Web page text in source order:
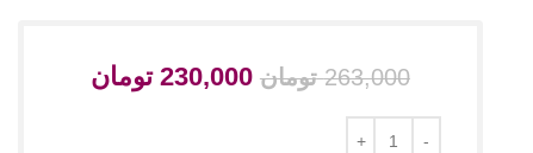
263,000 تومان 230,000 تومان